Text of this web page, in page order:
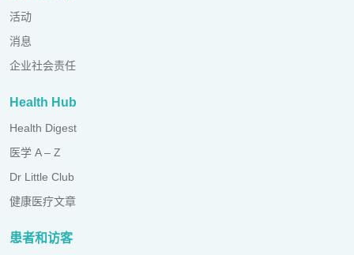
活动
消息
企业社会责任
Health Hub
Health Digest
医学 A – Z
Dr Little Club
健康医疗文章
患者和访客